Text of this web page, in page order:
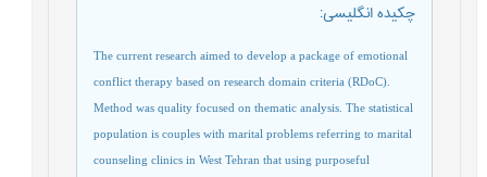
چکیده انگلیسی:
The current research aimed to develop a package of emotional
conflict therapy based onresearch domain criteria(RDoC).
Method was quality focused on thematic analysis. The statistical
population is couples with marital problems referring to marital
counseling clinics in West Tehran that using purposeful